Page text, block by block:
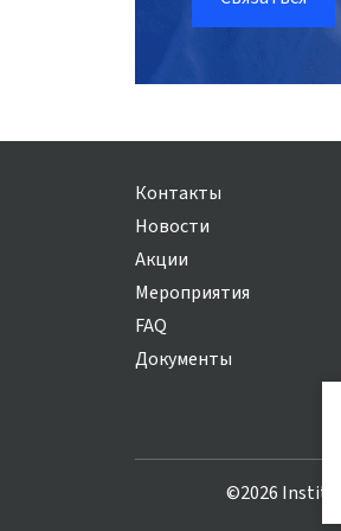
Контакты
Новости
Акции
Мероприятия
FAQ
Документы
©2026